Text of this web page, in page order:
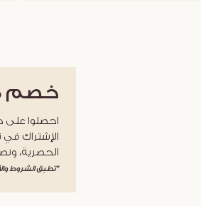
خصم
الإشتراك في
الحصرية،
*تطبق الشروط